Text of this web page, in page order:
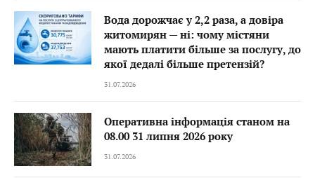
Вода дорожчає у 2,2 раза, а довіра
житомирян — ні: чому містяни
мають платити більше за послугу, до
якої дедалі більше претензій?
31.07.2026
Оперативна інформація станом на
08.00 31 липня 2026 року
31.07.2026